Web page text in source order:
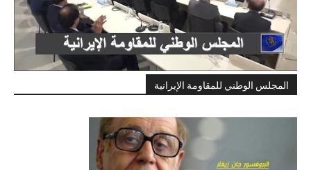
المجلس الوطني للمقاومة الإيرانية